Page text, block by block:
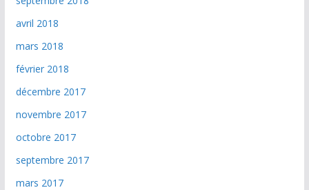
avril 2018
mars 2018
février 2018
décembre 2017
novembre 2017
octobre 2017
septembre 2017
mars 2017